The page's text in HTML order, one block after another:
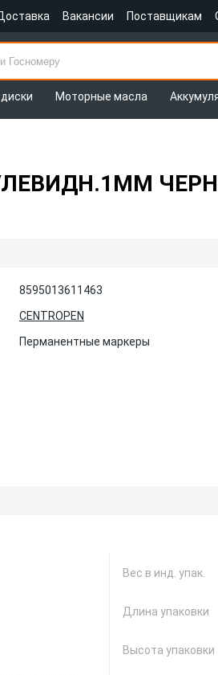
Вакансии Поставщикам
Моторные масла
8595013611463
CENTROPEN
Перманентные маркеры
Вес в инд. упак.
Длина упаковки
Высота упаковки